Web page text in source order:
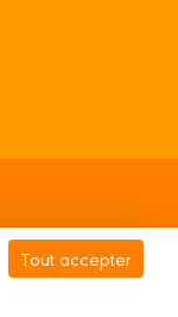
Tout accepter